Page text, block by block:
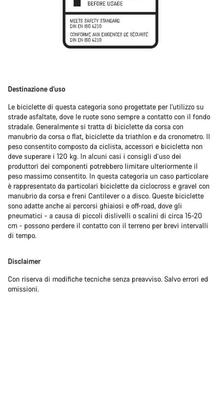
Destinazione d'uso
Le biciclette di questa categoria sono progettate per l'utilizzo su
strade asfaltate, dove le ruote sono sempre a contatto con il fondo
stradale. Generalmente si tratta di biciclette da corsa con
manubrio da corsa o flat, biciclette da triathlon e da cronometro. Il
peso consentito composto da ciclista, accessori e bicicletta non
deve superare i 120 kg. In alcuni casi i consigli d’uso dei
produttori dei componenti potrebbero limitare ulteriormente il
peso massimo consentito. In questa categoria un caso particolare
è rappresentato da particolari biciclette da ciclocross e gravel con
manubrio da corsa e freni Cantilever o a disco. Queste biciclette
sono adatte anche ai percorsi ghiaiosi e off-road, dove gli
pneumatici - a causa di piccoli dislivelli o scalini di circa 15-20
cm - possono perdere il contatto con il terreno per brevi intervalli
di tempo.
Disclaimer
Con riserva di modifiche tecniche senza preavviso. Salvo errori ed
omissioni.